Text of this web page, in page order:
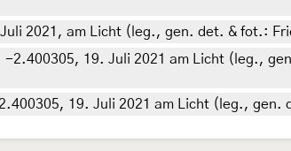
2021, am Licht (leg., gen. det. & fot.:
2.400305, 19. Juli 2021 am Licht (leg.,
19. Juli 2021 am Licht (leg., gen.